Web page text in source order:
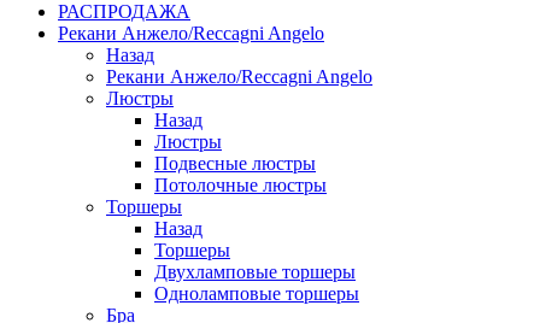
РАСПРОДАЖА
Рекани Анжело/Reccagni Angelo
Назад
Рекани Анжело/Reccagni Angelo
Люстры
Назад
Люстры
Подвесные люстры
Потолочные люстры
Торшеры
Назад
Торшеры
Двухламповые торшеры
Одноламповые торшеры
Бра